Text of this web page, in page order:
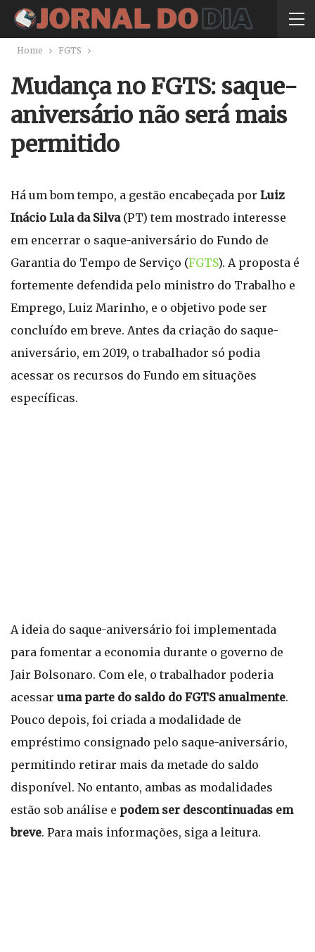
Home FGTS
Mudança no FGTS: saque-
aniversário não será mais
permitido
Há um bom tempo, a gestão encabeçada por Luiz
Inácio Lula da Silva (PT) tem mostrado interesse
em encerrar o saque-aniversário do Fundo de
Garantia do Tempo de Serviço (FGTS). A proposta é
fortemente defendida pelo ministro do Trabalho e
Emprego, Luiz Marinho, e o objetivo pode ser
concluído em breve. Antes da criação do saque-
aniversário, em 2019, o trabalhador só podia
acessar os recursos do Fundo em situações
específicas.
A ideia do saque-aniversário foi implementada
para fomentar a economia durante o governo de
Jair Bolsonaro. Com ele, o trabalhador poderia
acessar uma parte do saldo do FGTS anualmente.
Pouco depois, foi criada a modalidade de
empréstimo consignado pelo saque-aniversário,
permitindo retirar mais da metade do saldo
disponível. No entanto, ambas as modalidades
estão sob análise e podem ser descontinuadas em
breve. Para mais informações, siga a leitura.